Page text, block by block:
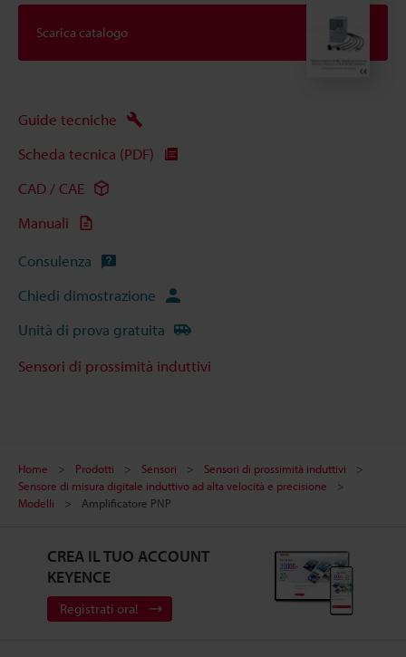
Scarica catalogo
Guide tecniche
Scheda tecnica (PDF)
CAD / CAE
Manuali
Consulenza
Chiedi dimostrazione
Unità di prova gratuita
Sensori di prossimità induttivi
Home Prodotti Sensori
Sensori di prossimità induttivi
Sensore di misura digitale induttivo ad alta velocità e precisione
Modelli
Amplificatore PNP
CREA IL TUO ACCOUNT
KEYENCE
Registrati ora!